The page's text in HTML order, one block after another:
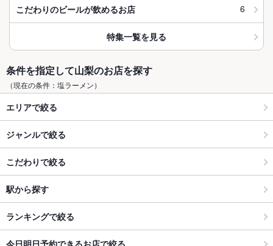
こだわりのビールが飲めるお店 6
特集一覧を見る
条件を指定して山梨のお店を探す
（現在の条件：塩ラーメン）
エリアで絞る
ジャンルで絞る
こだわりで絞る
駅から探す
ランキングで絞る
今日明日予約できるお店で絞る